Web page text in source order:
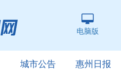
电脑版
城市公告
惠州日报